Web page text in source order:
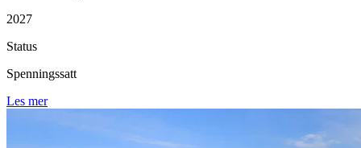
2027
Status
Spenningssatt
Les mer